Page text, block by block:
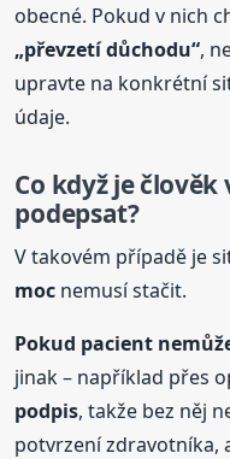
obecné. Pokud v nich
„převzetí důchodu“,
upravte na konkrétní
údaje.
Co když je člověk
podepsat?
V takovém případě je
moc nemusí stačit.
Pokud pacient
jinak – například přes
podpis, takže bez něj
potvrzení zdravotníka,